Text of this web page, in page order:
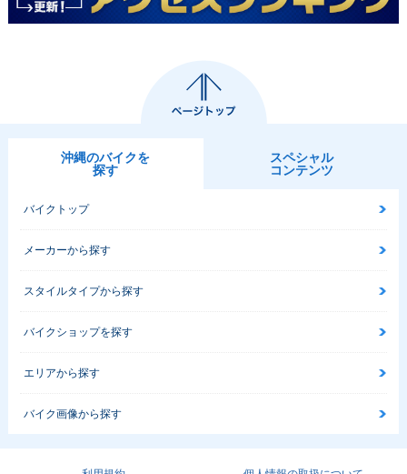
沖縄のバイクを
探す
スペシャル
コンテンツ
バイクトップ
メーカーから探す
スタイルタイプから探す
バイクショップを探す
エリアから探す
バイク画像から探す